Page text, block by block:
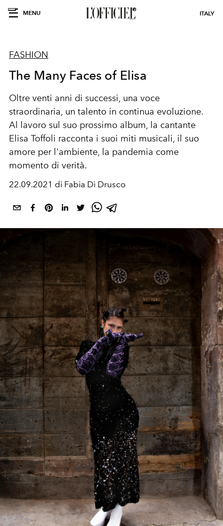
MENU ITALY
FASHION
The Many Faces of Elisa
Oltre venti anni di successi, una voce
straordinaria, un talento in continua evoluzione.
Al lavoro sul suo prossimo album, la cantante
Elisa Toffoli racconta i suoi miti musicali, il suo
amore per l'ambiente, la pandemia come
momento di verità.
22.09.2021 di Fabia Di Drusco